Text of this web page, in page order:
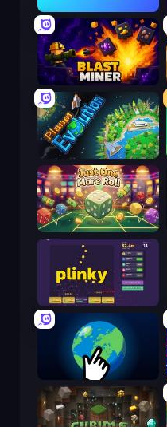
Blast Miner
Planet Evolution: Idle Clicker
Just One More Roll
Plinky
Planet Clicker 2